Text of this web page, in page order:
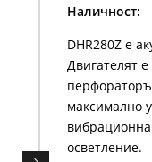
Наличност:
DHR280Z е
Двигателят
максимално
осветление.